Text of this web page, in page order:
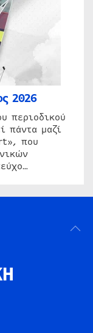
2026
περιοδικού
πάντα μαζί
που